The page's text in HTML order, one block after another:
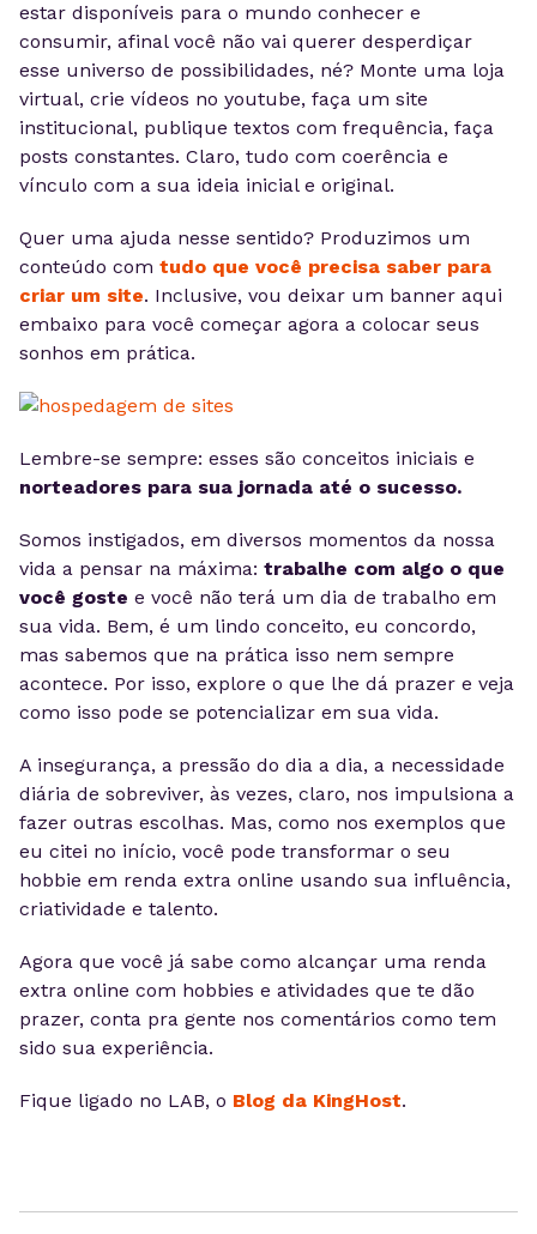
estar disponíveis para o mundo conhecer e
consumir, afinal você não vai querer desperdiçar
esse universo de possibilidades, né? Monte uma loja
virtual, crie vídeos no youtube, faça um site
institucional, publique textos com frequência, faça
posts constantes. Claro, tudo com coerência e
vínculo com a sua ideia inicial e original.
Quer uma ajuda nesse sentido? Produzimos um
conteúdo com tudo que você precisa saber para
criar um site. Inclusive, vou deixar um banner aqui
embaixo para você começar agora a colocar seus
sonhos em prática.
Lembre-se sempre: esses são conceitos iniciais e
norteadores para sua jornada até o sucesso.
Somos instigados, em diversos momentos da nossa
vida a pensar na máxima: trabalhe com algo o que
você goste e você não terá um dia de trabalho em
sua vida. Bem, é um lindo conceito, eu concordo,
mas sabemos que na prática isso nem sempre
acontece. Por isso, explore o que lhe dá prazer e veja
como isso pode se potencializar em sua vida.
A insegurança, a pressão do dia a dia, a necessidade
diária de sobreviver, às vezes, claro, nos impulsiona a
fazer outras escolhas. Mas, como nos exemplos que
eu citei no início, você pode transformar o seu
hobbie em renda extra online usando sua influência,
criatividade e talento.
Agora que você já sabe como alcançar uma renda
extra online com hobbies e atividades que te dão
prazer, conta pra gente nos comentários como tem
sido sua experiência.
Fique ligado no LAB, o Blog da KingHost.